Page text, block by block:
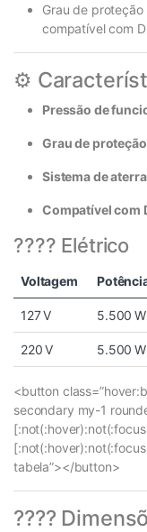
Grau de proteção
compatível com
⚙️
Pressão de
Grau de proteção
Sistema de
Compatível com
???? Elétrico
Voltagem
127 V 5.500 W
220 V 5.500 W
<button
secondary my-1
tabela”></button>
????